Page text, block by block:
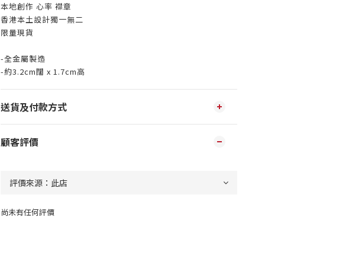
本地創作 心率 襟章
香港本土設計獨一無二
限量現貨
-全金屬製造
-約3.2cm闊 x 1.7cm高
送貨及付款方式
顧客評價
尚未有任何評價